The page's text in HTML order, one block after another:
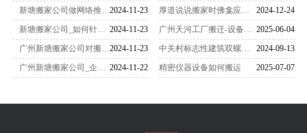
2024-11-23
新塘搬家公司做网络推广要做的几个方面
2024-11-23
新塘搬家公司_如何针对目标客户提高转化
2024-11-23
广州新塘搬家公司对搬家工作的需求量增加
2024-11-22
广州新塘搬家公司_企业搬迁时办公电脑如何搬运
2024-12-24
厚道说说搬家时佛龛应该怎么搬运
2025-06-04
广州天河工厂搬迁-设备搬迁要注意什么？
2024-09-13
中关村标志性建筑双螺旋雕塑搬家-
2025-07-07
精密仪器设备如何搬运